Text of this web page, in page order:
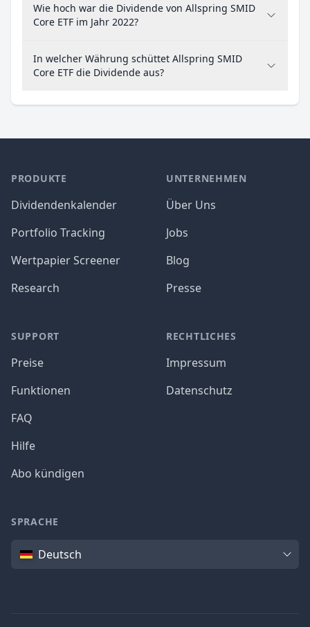
Wie hoch war die Dividende von Allspring SMID
Core ETF im Jahr 2022?
In welcher Währung schüttet Allspring SMID
Core ETF die Dividende aus?
PRODUKTE
Dividendenkalender
Portfolio Tracking
Wertpapier Screener
Research
SUPPORT
Preise
Funktionen
FAQ
Hilfe
Abo kündigen
UNTERNEHMEN
Über Uns
Jobs
Blog
Presse
RECHTLICHES
Impressum
Datenschutz
SPRACHE
SpracheDeutsch